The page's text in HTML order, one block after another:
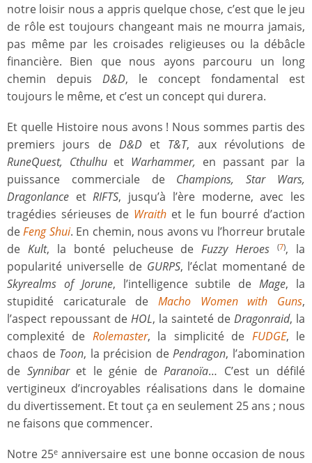
notre loisir nous a appris quelque chose, c’est que le jeu
de rôle est toujours changeant mais ne mourra jamais,
pas même par les croisades religieuses ou la débâcle
financière. Bien que nous ayons parcouru un long
chemin depuis D&D, le concept fondamental est
toujours le même, et c’est un concept qui durera.
Et quelle Histoire nous avons ! Nous sommes partis des
premiers jours de D&Det T&T, aux révolutions de
RuneQuest, Cthulhuet Warhammer, en passant par la
puissance commerciale de Champions, Star Wars,
Dragonlance etRIFTS, jusqu’à l’ère moderne, avec les
tragédies sérieuses de Wraithet le fun bourré d’action
deFeng Shui. En chemin, nous avons vu l’horreur brutale
de Kult, la bonté pelucheuse deFuzzy Heroes (7), la
popularité universelle de GURPS, l’éclat momentané de
Skyrealms of Jorune, l’intelligence subtile deMage, la
stupidité caricaturale de Macho Women with Guns,
l’aspect repoussant de HOL, la sainteté de Dragonraid, la
complexité de Rolemaster, la simplicité de FUDGE, le
chaos de Toon, la précision dePendragon, l’abomination
de Synnibaret le génie deParanoïa… C’est un défilé
vertigineux d’incroyables réalisations dans le domaine
du divertissement. Et tout ça en seulement 25 ans ; nous
ne faisons que commencer.
Notre 25e anniversaire est une bonne occasion de nous